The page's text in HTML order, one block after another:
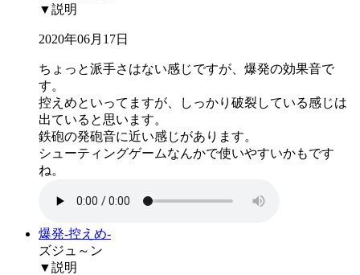
▼説明
2020年06月17日
ちょっと派手さはない感じですが、爆発の効果音で
す。
控えめといってますが、しっかり破裂している感じは
出ていると思います。
鉄砲の発砲音に近い感じがあります。
シューティングゲームなんかで使いやすいかもです
ね。
爆発-控えめ-
ズジュ～ン
▼説明